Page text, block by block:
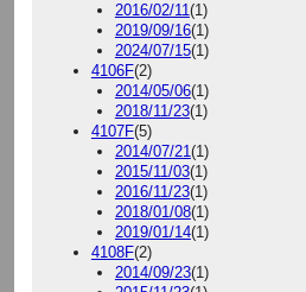
2016/02/11 (1)
2019/09/16(1)
2024/07/15(1)
4106F(2)
2014/05/06(1)
2018/11/23(1)
4107F(5)
2014/07/21 (1)
2015/11/03(1)
2016/11/23(1)
2018/01/08(1)
2019/01/14(1)
4108F(2)
2014/09/23(1)